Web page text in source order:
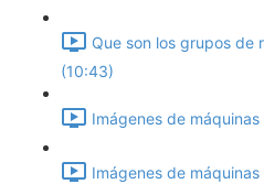
Que son los grupos de
(10:43)
Imágenes de
Imágenes de